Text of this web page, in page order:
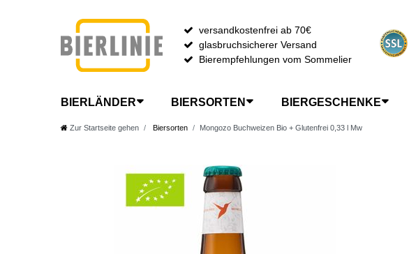
versandkostenfrei ab 70€
glasbruchsicherer Versand
Bierempfehlungen vom Sommelier
BIERLÄNDER BIERSORTEN BIERGESCHENKE
Zur Startseite gehen Biersorten Mongozo Buchweizen Bio + Glutenfrei 0,33 l Mw